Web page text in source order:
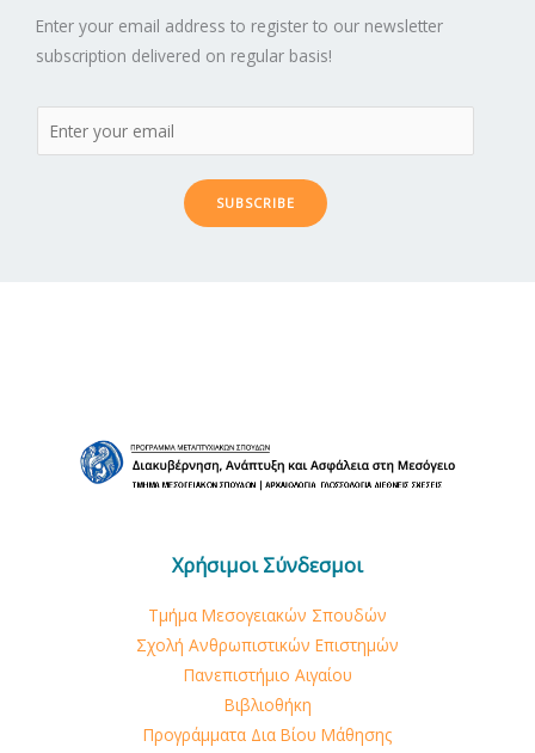
Enter your email address to register to our newsletter
subscription delivered on regular basis!
SUBSCRIBE
Χρήσιμοι Σύνδεσμοι
Τμήμα Μεσογειακών Σπουδών
Σχολή Ανθρωπιστικών Επιστημών
Πανεπιστήμιο Αιγαίου
Βιβλιοθήκη
Προγράμματα Δια Βίου Μάθησης